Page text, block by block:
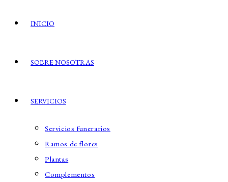
INICIO
SOBRE NOSOTRAS
SERVICIOS
Servicios funerarios
Ramos de flores
Plantas
Complementos